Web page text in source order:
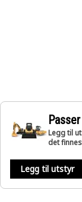
Legg til
det
Legg til utstyr